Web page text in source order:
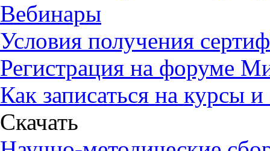
Вебинары
Условия получения
Регистрация на форуме
Как записаться на курсы
Скачать